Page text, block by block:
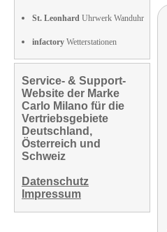
St. Leonhard Uhrwerk Wanduhr
infactory Wetterstationen
Service- & Support-
Website der Marke
Carlo Milano für die
Vertriebsgebiete
Deutschland,
Österreich und
Schweiz
Datenschutz
Impressum